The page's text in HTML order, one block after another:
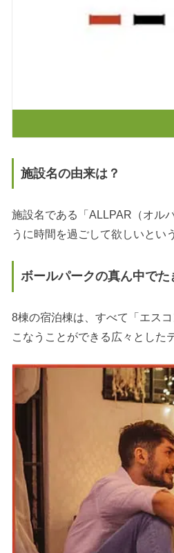
施設名の由来は？
施設名である「ALLPAR（オル
うに時間を過ごして欲しいとい
ボールパークの真ん中でた
8棟の宿泊棟は、すべて「エス
こなうことができる広々とした